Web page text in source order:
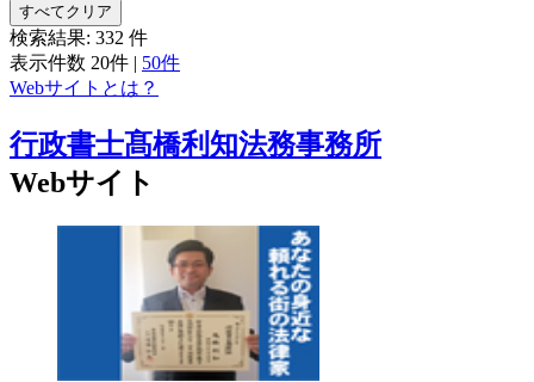
すべてクリア
検索結果: 332 件
表示件数 20件 | 50件
Webサイトとは？
行政書士髙橋利知法務事務所
Webサイト